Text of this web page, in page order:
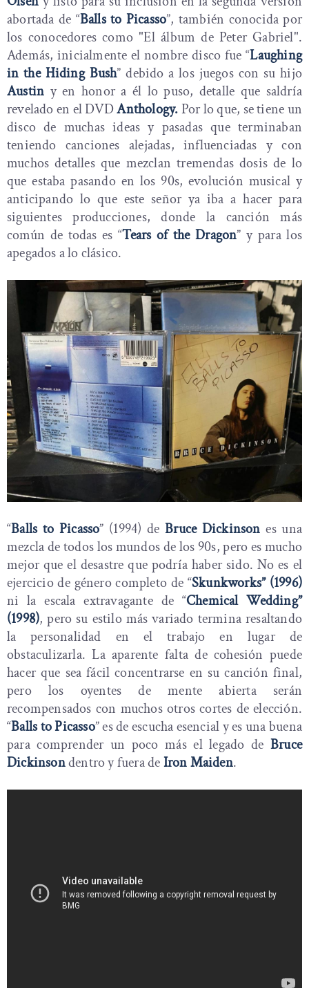
abortada de “Balls to Picasso”, también conocida por
los conocedores como "El álbum de Peter Gabriel".
Además, inicialmente el nombre disco fue “Laughing
in the Hiding Bush” debido a los juegos con su hijo
Austin y en honor a él lo puso, detalle que saldría
revelado en el DVDAnthology.Por lo que, se tiene un
disco de muchas ideas y pasadas que terminaban
teniendo canciones alejadas, influenciadas y con
muchos detalles que mezclan tremendas dosis de lo
que estaba pasando en los 90s, evolución musical y
anticipando lo que este señor ya iba a hacer para
siguientes producciones, donde la canción más
común de todas es “Tears of the Dragon” y para los
apegados a lo clásico.
“Balls to Picasso” (1994) deBruce Dickinson es una
mezcla de todos los mundos de los 90s, pero es mucho
mejor que el desastre que podría haber sido. No es el
ejercicio de género completo de “Skunkworks” (1996)
ni la escala extravagante de “Chemical Wedding”
(1998), pero su estilo más variado termina resaltando
la personalidad en el trabajo en lugar de
obstaculizarla. La aparente falta de cohesión puede
hacer que sea fácil concentrarse en su canción final,
pero los oyentes de mente abierta serán
recompensados con muchos otros cortes de elección.
“Balls to Picasso” es de escucha esencial y es una buena
para comprender un poco más el legado de Bruce
Dickinsondentro y fuera deIron Maiden.